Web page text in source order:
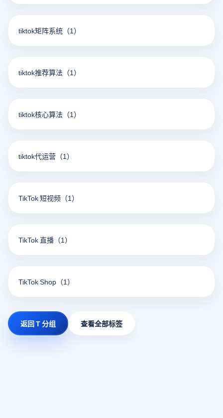
tiktok矩阵系统 （1）
tiktok推荐算法 （1）
tiktok核心算法 （1）
tiktok代运营 （1）
TikTok 短视频 （1）
TikTok 直播 （1）
TikTok Shop （1）
返回 T 分组 查看全部标签